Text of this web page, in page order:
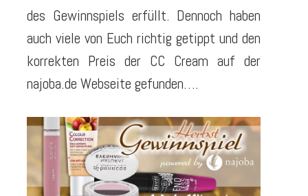
des Gewinnspiels erfüllt. Dennoch haben
auch viele von Euch richtig getippt und den
korrekten Preis der CC Cream auf der
najoba.de Webseite gefunden….